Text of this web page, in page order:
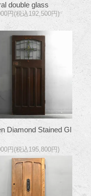
double glass
円(税込192,500円)
Diamond Stained Gl
円(税込195,800円)